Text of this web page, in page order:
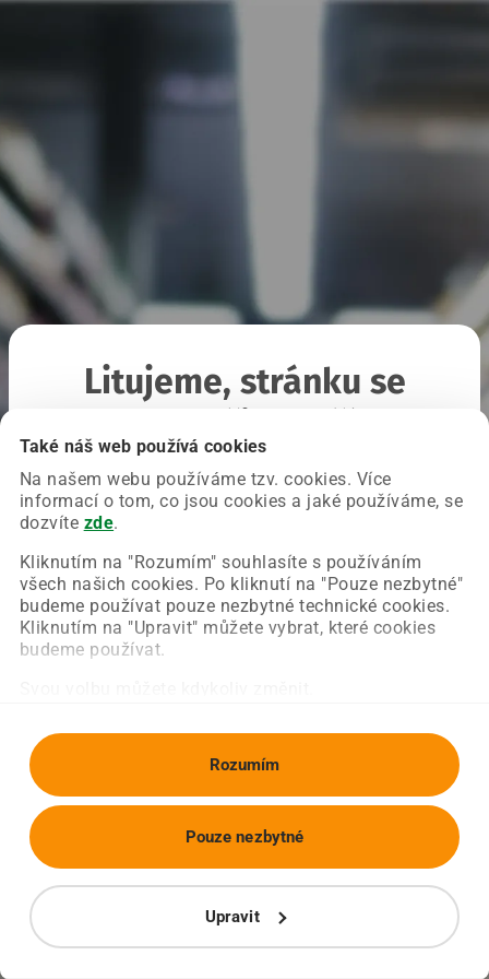
Také náš web používá cookies
Na našem webu používáme tzv. cookies. Více
informací o tom, co jsou cookies a jaké používáme, se
dozvíte zde.
Kliknutím na "Rozumím" souhlasíte s používáním
všech našich cookies. Po kliknutí na "Pouze nezbytné"
budeme používat pouze nezbytné technické cookies.
Kliknutím na "Upravit" můžete vybrat, které cookies
budeme používat.
Rozumím
Upravit
Pouze nezbytné
Litujeme, stránku se
Chyba nastala na naší straně a už ji opravujeme.
Zkuste prosím znovu načíst požadovanou stránku.
Obnovit stránku Úvodní strana